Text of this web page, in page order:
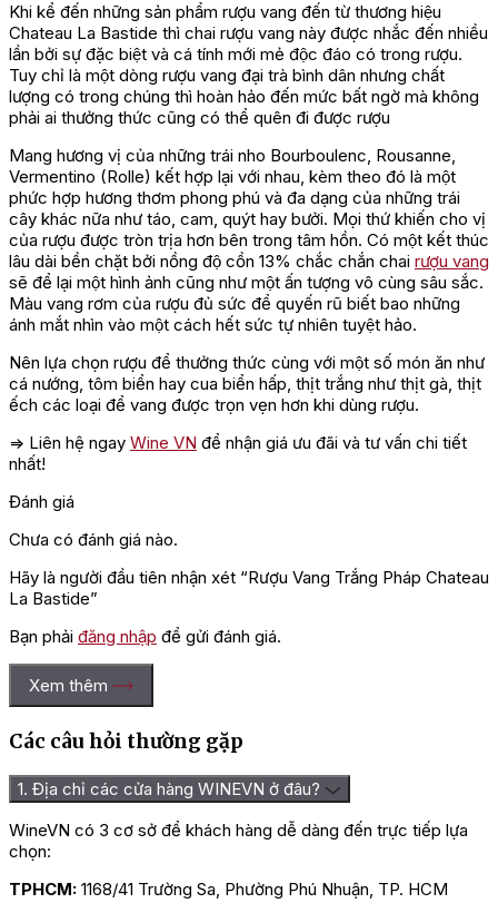
Khi kể đến những sản phẩm rượu vang đến từ thương hiệu
Chateau La Bastide thì chai rượu vang này được nhắc đến nhiều
lần bởi sự đặc biệt và cá tính mới mẻ độc đáo có trong rượu.
Tuy chỉ là một dòng rượu vang đại trà bình dân nhưng chất
lượng có trong chúng thì hoàn hảo đến mức bất ngờ mà không
phải ai thưởng thức cũng có thể quên đi được rượu
Mang hương vị của những trái nho Bourboulenc, Rousanne,
Vermentino (Rolle) kết hợp lại với nhau, kèm theo đó là một
phức hợp hương thơm phong phú và đa dạng của những trái
cây khác nữa như táo, cam, quýt hay bưởi. Mọi thứ khiến cho vị
của rượu được tròn trịa hơn bên trong tâm hồn. Có một kết thúc
lâu dài bền chặt bởi nồng độ cồn 13% chắc chắn chai rượu vang
sẽ để lại một hình ảnh cũng như một ấn tượng vô cùng sâu sắc.
Màu vang rơm của rượu đủ sức để quyến rũ biết bao những
ánh mắt nhìn vào một cách hết sức tự nhiên tuyệt hảo.
Nên lựa chọn rượu để thưởng thức cùng với một số món ăn như
cá nướng, tôm biển hay cua biển hấp, thịt trắng như thịt gà, thịt
ếch các loại để vang được trọn vẹn hơn khi dùng rượu.
=> Liên hệ ngay Wine VN để nhận giá ưu đãi và tư vấn chi tiết
nhất!
Đánh giá
Chưa có đánh giá nào.
Hãy là người đầu tiên nhận xét “Rượu Vang Trắng Pháp Chateau
La Bastide”
Bạn phải đăng nhập để gửi đánh giá.
Xem thêm
Các câu hỏi thường gặp
1. Địa chỉ các cửa hàng WINEVN ở đâu?
WineVN có 3 cơ sở để khách hàng dễ dàng đến trực tiếp lựa
chọn:
TPHCM: 1168/41 Trường Sa, Phường Phú Nhuận, TP. HCM